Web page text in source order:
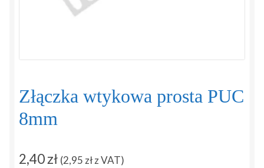
Sposoby płatności i dostawy
Zwroty i reklamacje
Złączka wtykowa prosta PUC
8mm
2,40zł (2,95 złz VAT)